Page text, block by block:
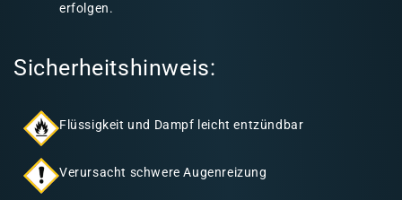
erfolgen.
Sicherheitshinweis:
Flüssigkeit und Dampf leicht entzündbar
Verursacht schwere Augenreizung